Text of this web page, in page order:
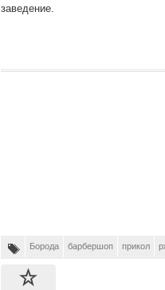
заведение.
Борода барбершоп прикол